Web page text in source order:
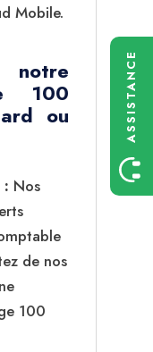
Mobile.
notre
100
ou
Nos
de nos
100
ASSISTANCE